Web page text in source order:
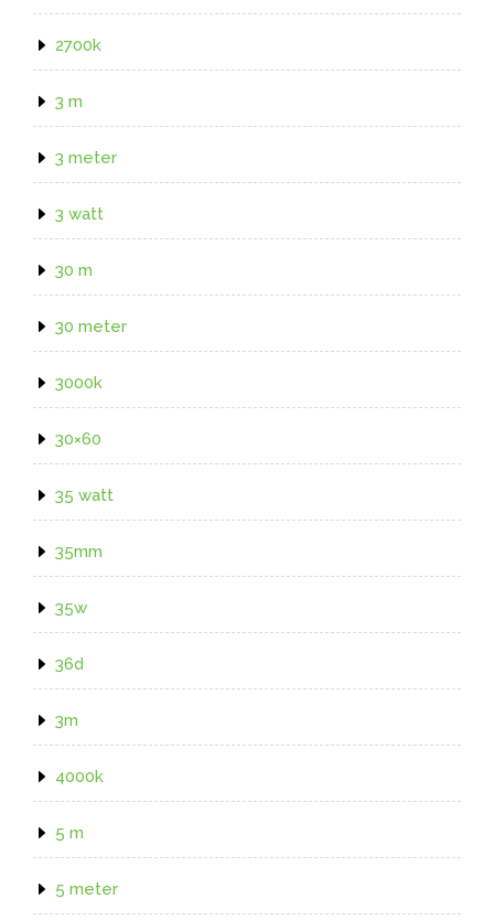
2700k
3 m
3 meter
3 watt
30 m
30 meter
3000k
30×60
35 watt
35mm
35w
36d
3m
4000k
5 m
5 meter